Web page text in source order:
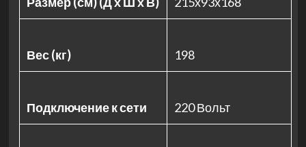
Вес (кг) 198
Подключение к сети 220 Вольт